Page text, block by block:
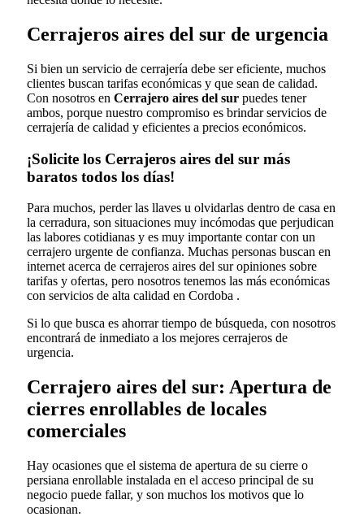
Cerrajeros aires del sur de urgencia
Si bien un servicio de cerrajería debe ser eficiente, muchos
clientes buscan tarifas económicas y que sean de calidad.
Con nosotros en Cerrajero aires del sur puedes tener
ambos, porque nuestro compromiso es brindar servicios de
cerrajería de calidad y eficientes a precios económicos.
¡Solicite los Cerrajeros aires del sur más
baratos todos los días!
Para muchos, perder las llaves u olvidarlas dentro de casa en
la cerradura, son situaciones muy incómodas que perjudican
las labores cotidianas y es muy importante contar con un
cerrajero urgente de confianza. Muchas personas buscan en
internet acerca de cerrajeros aires del sur opiniones sobre
tarifas y ofertas, pero nosotros tenemos las más económicas
con servicios de alta calidad en Cordoba .
Si lo que busca es ahorrar tiempo de búsqueda, con nosotros
encontrará de inmediato a los mejores cerrajeros de
urgencia.
Cerrajero aires del sur: Apertura de
cierres enrollables de locales
comerciales
Hay ocasiones que el sistema de apertura de su cierre o
persiana enrollable instalada en el acceso principal de su
negocio puede fallar, y son muchos los motivos que lo
ocasionan.